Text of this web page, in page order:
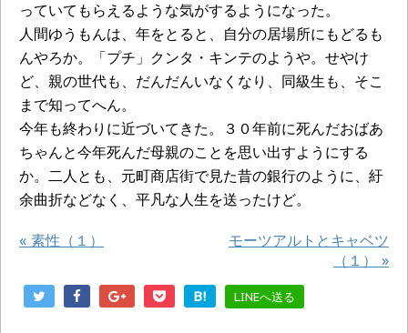
っていてもらえるような気がするようになった。
人間ゆうもんは、年をとると、自分の居場所にもどるも
んやろか。「プチ」クンタ・キンテのようや。せやけ
ど、親の世代も、だんだんいなくなり、同級生も、そこ
まで知ってへん。
今年も終わりに近づいてきた。３０年前に死んだおばあ
ちゃんと今年死んだ母親のことを思い出すようにする
か。二人とも、元町商店街で見た昔の銀行のように、紆
余曲折などなく、平凡な人生を送ったけど。
« 素性（１）
モーツアルトとキャベツ
（１） »
B! LINEへ送る